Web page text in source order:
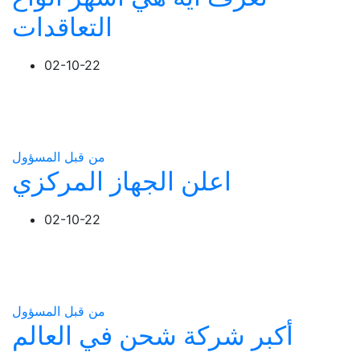
التعاقدات
02-10-22
من قبل المسؤول
اعلن الجهاز المركزي
02-10-22
من قبل المسؤول
أكبر شركة شحن في العالم